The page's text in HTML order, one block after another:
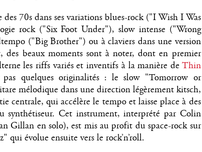
70s dans ses variations blues-rock ("I Wish I Was
rock ("Six Foot Under"), slow intense ("Wrong
("Big Brother") ou à claviers dans une version
beaux moments sont à noter, dont en premier
les riffs variés et inventifs à la manière de Thin
quelques originalités : le slow "Tomorrow or
mélodique dans une direction légèrement kitsch,
centrale, qui accélère le tempo et laisse place à des
synthétiseur. Cet instrument, interprété par Colin
Gillan en solo), est mis au profit du space-rock sur
évolue ensuite vers le rock’n’roll.